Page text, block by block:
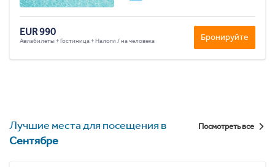
EUR 990
Авиабилеты + Гостиница + Налоги / на человека Бронируйте
Лучшие места для посещения в
Сентябре
Посмотреть все